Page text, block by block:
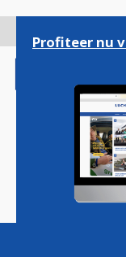
gaan
Magazine
Profiteer nu